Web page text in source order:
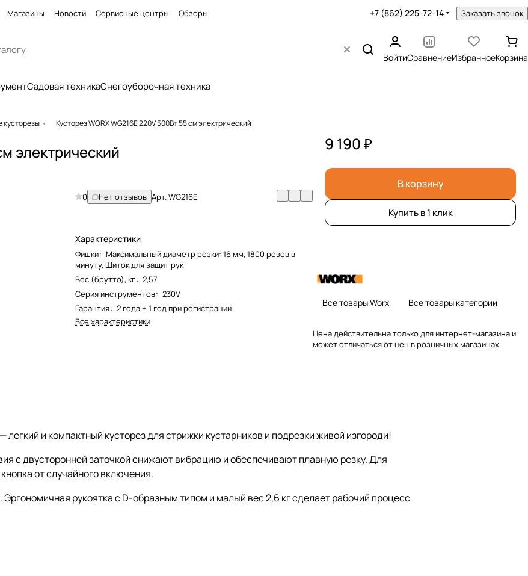
Магазины Новости Сервисные центры Обзоры +7 (862) 225-72-14 Заказать звонок
ВойтиСравнениеИзбранноеКорзина
Садовая техникаСнегоуборочная техника
кусторезы Кусторез WORX WG216E 220V 500Вт 55 см электрический
электрический
0 Нет отзывов Арт.WG216E
Характеристики
Фишки: Максимальный диаметр резки: 16 мм, 1800 резов в
минуту, Щиток для защит рук
Вес (брутто), кг: 2,57
Серия инструментов: 230V
Гарантия: 2 года + 1 год при регистрации
Все характеристики
9 190 ₽
В корзину
Купить в 1 клик
Все товары Worx Все товары категории
Цена действительна только для интернет-магазина и
может отличаться от цен в розничных магазинах
— легкий и компактный кусторез для стрижки кустарников и подрезки живой изгороди!
с двусторонней заточкой снижают вибрацию и обеспечивают плавную резку. Для
от случайного включения.
рукоятка с D-образным типом и малый вес 2,6 кг сделает рабочий процесс